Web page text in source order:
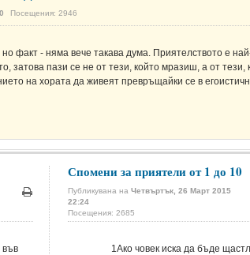
Посещения: 2946
факт - няма вече такава дума. Приятелството е
затова пази се не от тези, който мразиш, а от тези,
на хората да живеят превръщайки се в
Печат
във
Спомени за приятели от 1 до 10
Публикувана на Четвъртък, 26 Март 2015
22:24
Посещения: 2685
1Ако човек иска да бъде